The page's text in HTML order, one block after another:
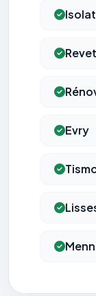
Evry